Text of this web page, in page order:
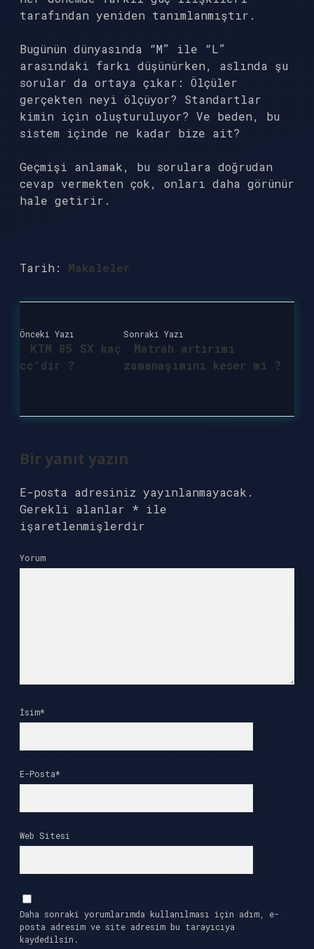
tarafından yeniden tanımlanmıştır.
Bugünün dünyasında “M” ile “L”
arasındaki farkı düşünürken, aslında şu
sorular da ortaya çıkar: Ölçüler
gerçekten neyi ölçüyor? Standartlar
kimin için oluşturuluyor? Ve beden, bu
sistem içinde ne kadar bize ait?
Geçmişi anlamak, bu sorulara doğrudan
cevap vermekten çok, onları daha görünür
hale getirir.
Tarih: Makaleler
Önceki Yazı
KTM 85 SX kaç
cc’dir ?
Sonraki Yazı
Matrah artırımı
zamanaşımını keser mi ?
Bir yanıt yazın
E-posta adresiniz yayınlanmayacak.
Gerekli alanlar * ile
işaretlenmişlerdir
Yorum
İsim*
E-Posta*
Web Sitesi
Daha sonraki yorumlarımda kullanılması için adım, e-
posta adresim ve site adresim bu tarayıcıya
kaydedilsin.